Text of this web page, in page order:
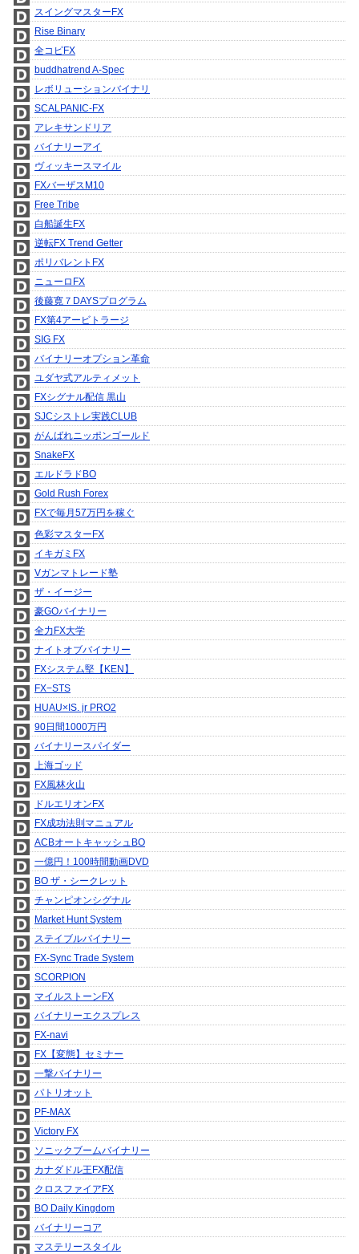
スイングマスターFX
Rise Binary
全コピFX
buddhatrend A-Spec
レボリューションバイナリ
SCALPANIC-FX
アレキサンドリア
バイナリーアイ
ヴィッキースマイル
FXバーザスM10
Free Tribe
白船誕生FX
逆転FX Trend Getter
ポリバレントFX
ニューロFX
後藤寛７DAYSプログラム
FX第4アービトラージ
SIG FX
バイナリーオプション革命
ユダヤ式アルティメット
FXシグナル配信 黒山
SJCシストレ実践CLUB
がんばれニッポンゴールド
SnakeFX
エルドラドBO
Gold Rush Forex
FXで毎月57万円を稼ぐ
色彩マスターFX
イキガミFX
Vガンマトレード塾
ザ・イージー
豪GOバイナリー
全力FX大学
ナイトオブバイナリー
FXシステム堅【KEN】
FX−STS
HUAU×IS. jr PRO2
90日間1000万円
バイナリースパイダー
上海ゴッド
FX風林火山
ドルエリオンFX
FX成功法則マニュアル
ACBオートキャッシュBO
一億円！100時間動画DVD
BO ザ・シークレット
チャンピオンシグナル
Market Hunt System
ステイブルバイナリー
FX-Sync Trade System
SCORPION
マイルストーンFX
バイナリーエクスプレス
FX-navi
FX【変態】セミナー
一撃バイナリー
パトリオット
PF-MAX
Victory FX
ソニックブームバイナリー
カナダドル王FX配信
クロスファイアFX
BO Daily Kingdom
バイナリーコア
マステリースタイル